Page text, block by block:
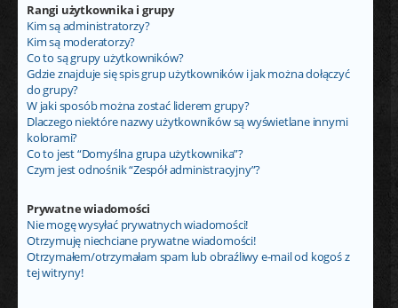
Rangi użytkownika i grupy
Kim są administratorzy?
Kim są moderatorzy?
Co to są grupy użytkowników?
Gdzie znajduje się spis grup użytkowników i jak można dołączyć
do grupy?
W jaki sposób można zostać liderem grupy?
Dlaczego niektóre nazwy użytkowników są wyświetlane innymi
kolorami?
Co to jest “Domyślna grupa użytkownika”?
Czym jest odnośnik “Zespół administracyjny”?
Prywatne wiadomości
Nie mogę wysyłać prywatnych wiadomości!
Otrzymuję niechciane prywatne wiadomości!
Otrzymałem/otrzymałam spam lub obraźliwy e-mail od kogoś z
tej witryny!